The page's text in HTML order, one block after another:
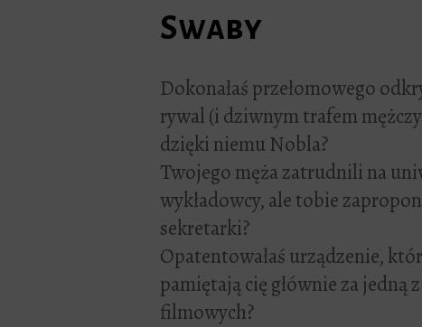
Swaby
Dokonałaś przełomowego
rywal (i dziwnym trafem
dzięki niemu Nobla?
Twojego męża zatrudnili na
wykładowcy, ale tobie
sekretarki?
Opatentowałaś urządzenie,
pamiętają cię głównie za
filmowych?